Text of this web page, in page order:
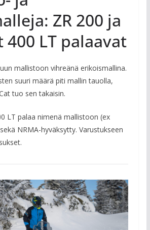
ZR 200 ja
400 LT palaavat
mallistoon vihreänä erikoismallina.
suuri määrä piti mallin tauolla,
tuo sen takaisin.
LT palaa nimenä mallistoon (ex
NRMA-hyväksytty. Varustukseen